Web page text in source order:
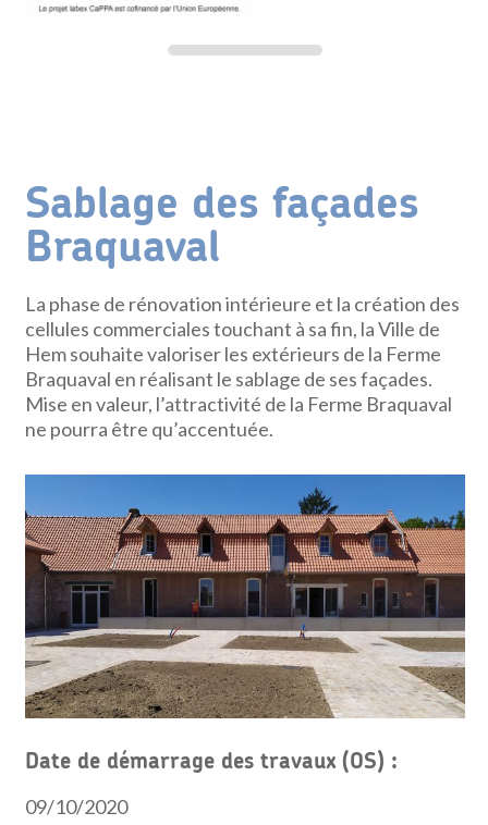
Sablage des façades
Braquaval
La phase de rénovation intérieure et la création des
cellules commerciales touchant à sa fin, la Ville de
Hem souhaite valoriser les extérieurs de la Ferme
Braquaval en réalisant le sablage de ses façades.
Mise en valeur, l’attractivité de la Ferme Braquaval
ne pourra être qu’accentuée.
Date de démarrage des travaux (OS) :
09/10/2020